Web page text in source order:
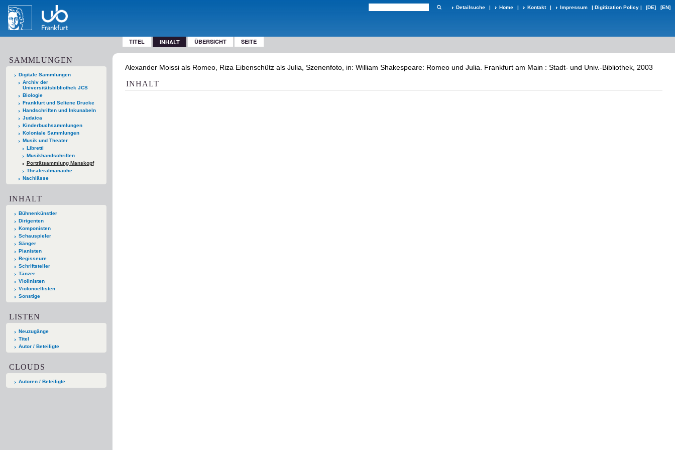
Detailsuche | Home | Kontakt | Impressum | Digitization Policy | [DE] [EN]
TITEL INHALT ÜBERSICHT SEITE
SAMMLUNGEN
Digitale Sammlungen
Archiv der
Universitätsbibliothek JCS
Biologie
Frankfurt und Seltene Drucke
Handschriften und Inkunabeln
Judaica
Kinderbuchsammlungen
Koloniale Sammlungen
Musik und Theater
Libretti
Musikhandschriften
Porträtsammlung Manskopf
Theateralmanache
Nachlässe
INHALT
Bühnenkünstler
Dirigenten
Komponisten
Schauspieler
Sänger
Pianisten
Regisseure
Schriftsteller
Tänzer
Violinisten
Violoncellisten
Sonstige
LISTEN
Neuzugänge
Titel
Autor / Beteiligte
CLOUDS
Autoren / Beteiligte
Alexander Moissi als Romeo, Riza Eibenschütz als Julia, Szenenfoto, in: William Shakespeare: Romeo und Julia. Frankfurt am Main : Stadt- und Univ.-Bibliothek, 2003
INHALT